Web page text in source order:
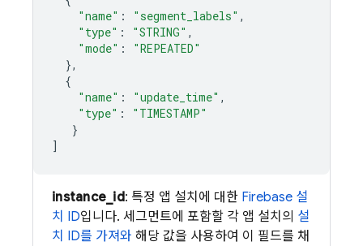
"name" : "segment_labels" ,
"type" : "STRING" ,
"mode" :
"REPEATED"
},
{
"name" : "update_time" ,
"type" :
"TIMESTAMP"
}
]
instance_id: 특정 앱 설치에 대한 Firebase 설
치 ID입니다. 세그먼트에 포함할 각 앱 설치의 설
치 ID를 가져와 해당 값을 사용하여 이 필드를 채